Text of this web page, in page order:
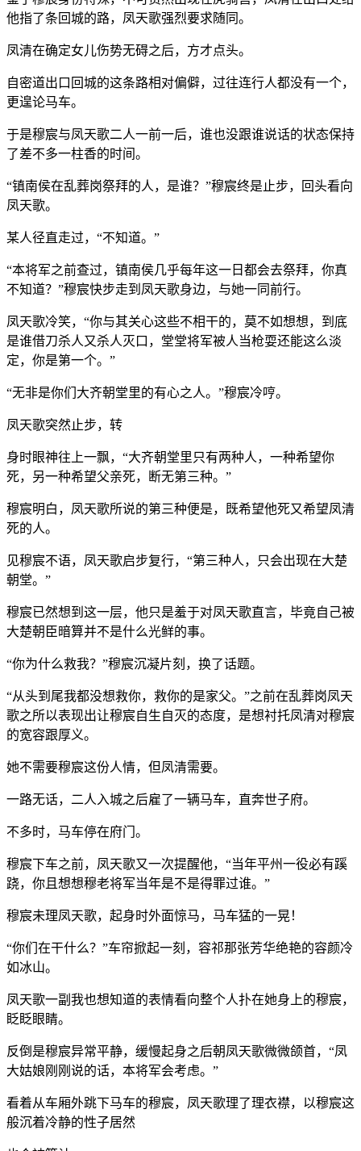
他指了条回城的路，凤天歌强烈要求随同。
凤清在确定女儿伤势无碍之后，方才点头。
自密道出口回城的这条路相对偏僻，过往连行人都没有一个，
更遑论马车。
于是穆宸与凤天歌二人一前一后，谁也没跟谁说话的状态保持
了差不多一柱香的时间。
“镇南侯在乱葬岗祭拜的人，是谁？”穆宸终是止步，回头看向
凤天歌。
某人径直走过，“不知道。”
“本将军之前查过，镇南侯几乎每年这一日都会去祭拜，你真
不知道？”穆宸快步走到凤天歌身边，与她一同前行。
凤天歌冷笑，“你与其关心这些不相干的，莫不如想想，到底
是谁借刀杀人又杀人灭口，堂堂将军被人当枪耍还能这么淡
定，你是第一个。”
“无非是你们大齐朝堂里的有心之人。”穆宸冷哼。
凤天歌突然止步，转
身时眼神往上一飘，“大齐朝堂里只有两种人，一种希望你
死，另一种希望父亲死，断无第三种。”
穆宸明白，凤天歌所说的第三种便是，既希望他死又希望凤清
死的人。
见穆宸不语，凤天歌启步复行，“第三种人，只会出现在大楚
朝堂。”
穆宸已然想到这一层，他只是羞于对凤天歌直言，毕竟自己被
大楚朝臣暗算并不是什么光鲜的事。
“你为什么救我？”穆宸沉凝片刻，换了话题。
“从头到尾我都没想救你，救你的是家父。”之前在乱葬岗凤天
歌之所以表现出让穆宸自生自灭的态度，是想衬托凤清对穆宸
的宽容跟厚义。
她不需要穆宸这份人情，但凤清需要。
一路无话，二人入城之后雇了一辆马车，直奔世子府。
不多时，马车停在府门。
穆宸下车之前，凤天歌又一次提醒他，“当年平州一役必有蹊
跷，你且想想穆老将军当年是不是得罪过谁。”
穆宸未理凤天歌，起身时外面惊马，马车猛的一晃！
“你们在干什么？”车帘掀起一刻，容祁那张芳华绝艳的容颜冷
如冰山。
凤天歌一副我也想知道的表情看向整个人扑在她身上的穆宸，
眨眨眼睛。
反倒是穆宸异常平静，缓慢起身之后朝凤天歌微微颌首，“凤
大姑娘刚刚说的话，本将军会考虑。”
看着从车厢外跳下马车的穆宸，凤天歌理了理衣襟，以穆宸这
般沉着冷静的性子居然